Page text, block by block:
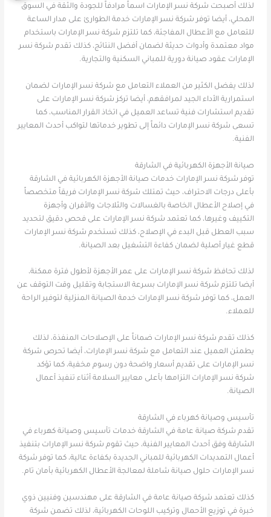
لذلك أصبحت شركة نسر الإمارات اسماً مرادفاً للجودة والثقة في السوق
المحلي، أيضا توفر شركة نسر الإمارات خدمة الطوارئ على مدار الساعة
للتعامل مع الأعطال المفاجئة، كما تلتزم شركة نسر الإمارات باستخدام
مواد معتمدة وأدوات حديثة لضمان أفضل النتائج، كذلك تقدم شركة نسر
الإمارات عقود صيانة دورية للمباني السكنية والتجارية.
لذلك يفضل الكثير من العملاء التعامل مع شركة نسر الإمارات لضمان
استمرارية الأداء الجيد لمرافقهم، أيضا تركز شركة نسر الإمارات على
تقديم استشارات فنية تساعد العميل في اتخاذ القرار المناسب، كما
تسعى شركة نسر الإمارات دائماً إلى تطوير خدماتها لتواكب أحدث المعايير
الفنية.
صيانة الأجهزة الكهربائية في الشارقة
توفر شركة نسر الإمارات خدمات صيانة الأجهزة الكهربائية في الشارقة
بأعلى درجات الاحتراف، حيث تمتلك شركة نسر الإمارات فريقاً متخصصاً
في إصلاح الأعطال الخاصة بالغسالات والثلاجات والأفران وأجهزة
التكييف وغيرها، كما تعتمد شركة نسر الإمارات على فحص دقيق لتحديد
سبب العطل قبل البدء في الإصلاح، كذلك تستخدم شركة نسر الإمارات
قطع غيار أصلية لضمان كفاءة التشغيل بعد الصيانة.
لذلك تحافظ شركة نسر الإمارات على عمر الأجهزة لأطول فترة ممكنة،
أيضا تلتزم شركة نسر الإمارات بسرعة الاستجابة وتقليل وقت التوقف عن
العمل، كما توفر شركة نسر الإمارات خدمة الصيانة المنزلية لتوفير الراحة
للعملاء.
كذلك تقدم شركة نسر الإمارات ضماناً على الإصلاحات المنفذة، لذلك
يطمئن العميل عند التعامل مع شركة نسر الإمارات، أيضا تحرص شركة
نسر الإمارات على تقديم أسعار واضحة دون رسوم مخفية، كما تؤكد
شركة نسر الإمارات التزامها بأعلى معايير السلامة أثناء تنفيذ أعمال
الصيانة.
تأسيس وصيانة كهرباء في الشارقة
تقدم شركة صيانة عامة في الشارقة خدمات تأسيس وصيانة كهرباء في
الشارقة وفق أحدث المعايير الفنية، حيث تقوم شركة نسر الإمارات بتنفيذ
أعمال التمديدات الكهربائية للمباني الجديدة بكفاءة عالية، كما توفر شركة
نسر الإمارات حلول صيانة شاملة لمعالجة الأعطال الكهربائية بأمان تام.
كذلك تعتمد شركة صيانة عامة في الشارقة على مهندسين وفنيين ذوي
خبرة في توزيع الأحمال وتركيب اللوحات الكهربائية، لذلك تضمن شركة